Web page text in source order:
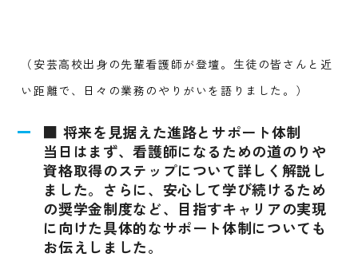
（安芸高校出身の先輩看護師が登壇。生徒の皆さんと近
い距離で、日々の業務のやりがいを語りました。）
■ 将来を見据えた進路とサポート体制
当日はまず、看護師になるための道のりや
資格取得のステップについて詳しく解説し
ました。さらに、安心して学び続けるため
の奨学金制度など、目指すキャリアの実現
に向けた具体的なサポート体制についても
お伝えしました。